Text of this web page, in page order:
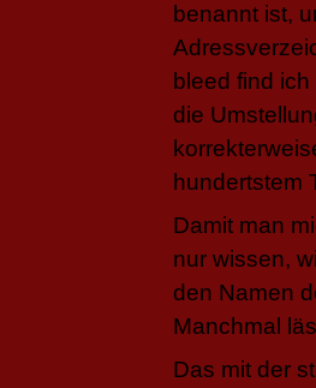
benannt ist,
bleed find
die
hundertstem
Damit man
nur wissen,
den Namen
Manchmal
Das mit der